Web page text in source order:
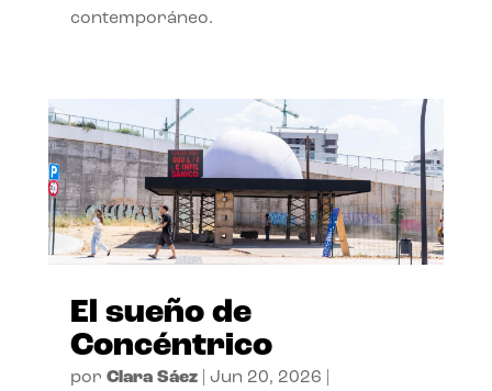
contemporáneo.
El sueño de
Concéntrico
por Clara Sáez| Jun 20, 2026